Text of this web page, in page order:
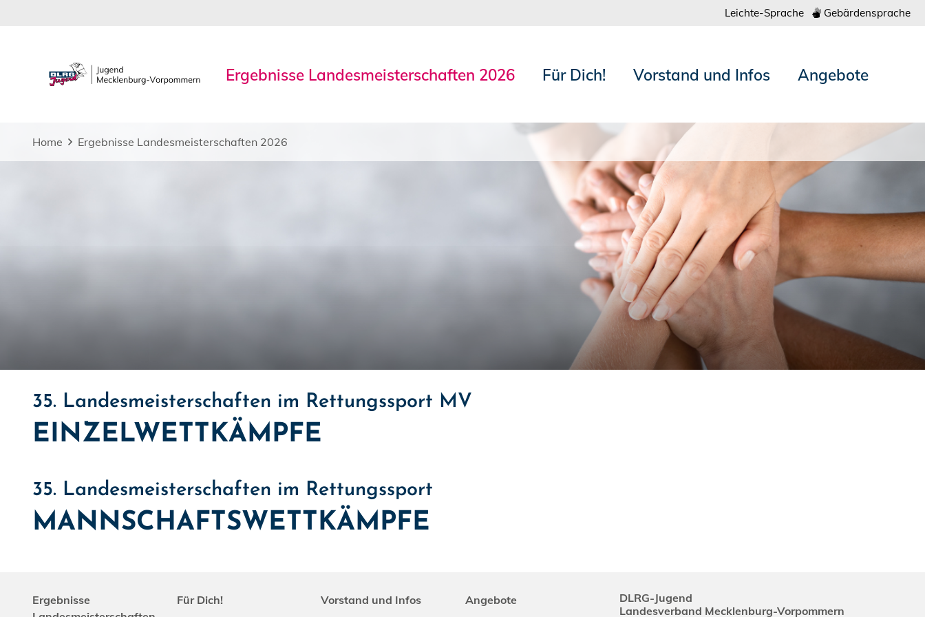
Leichte-Sprache Gebärdensprache
Ergebnisse Landesmeisterschaften 2026 Für Dich! Vorstand und Infos Angebote
Home Ergebnisse Landesmeisterschaften 2026
35. Landesmeisterschaften im Rettungssport MV
EINZELWETTKÄMPFE
35. Landesmeisterschaften im Rettungssport
MANNSCHAFTSWETTKÄMPFE
Ergebnisse
Für Dich! Vorstand und Infos Angebote
DLRG-Jugend
Landesverband Mecklenburg-Vorpommern